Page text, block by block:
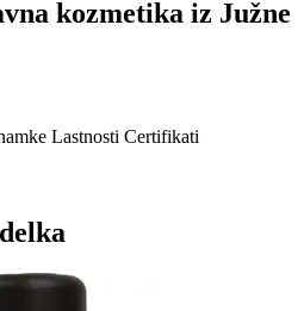
kozmetika iz Južne
Lastnosti Certifikati